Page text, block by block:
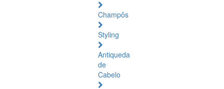
Champôs
Styling
Antiqueda
de
Cabelo